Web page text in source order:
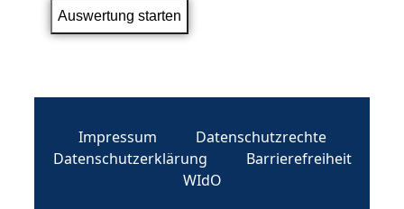
Impressum
Datenschutzrechte
Datenschutzerklärung
Barrierefreiheit
WIdO